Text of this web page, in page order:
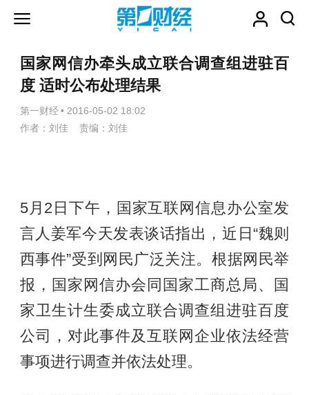
国家网信办牵头成立联合调查组进驻百
度 适时公布处理结果
第一财经 • 2016-05-02 18:02
作者：刘佳 责编：刘佳
5月2日下午，国家互联网信息办公室发
言人姜军今天发表谈话指出，近日“魏则
西事件”受到网民广泛关注。根据网民举
报，国家网信办会同国家工商总局、国
家卫生计生委成立联合调查组进驻百度
公司，对此事件及互联网企业依法经营
事项进行调查并依法处理。